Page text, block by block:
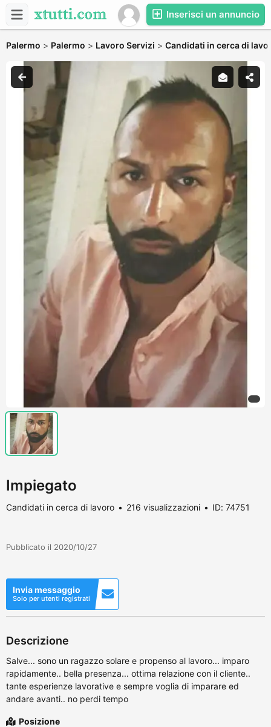
Inserisci un annuncio
Palermo > Palermo > Lavoro Servizi > Candidati in cerca di
Impiegato
Candidati in cerca di lavoro 216 visualizzazioni ID: 74751
Pubblicato il 2020/10/27
Invia messaggio
Solo per utenti registrati
Descrizione
Salve... sono un ragazzo solare e propenso al lavoro... imparo
rapidamente.. bella presenza... ottima relazione con il cliente..
tante esperienze lavorative e sempre voglia di imparare ed
andare avanti.. no perdi tempo
Posizione